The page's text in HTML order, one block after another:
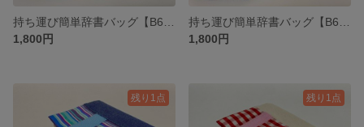
1,800円
1,800円
残り1点 残り1点